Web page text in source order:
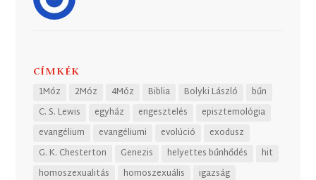
CÍMKÉK
1Móz 2Móz 4Móz Biblia Bolyki László
bűn
C. S. Lewis
egyház engesztelés
episztemológia
evangélium
evangéliumi evolúció
exodusz
G. K. Chesterton
Genezis helyettes bűnhődés
hit
homoszexualitás
homoszexuális igazság